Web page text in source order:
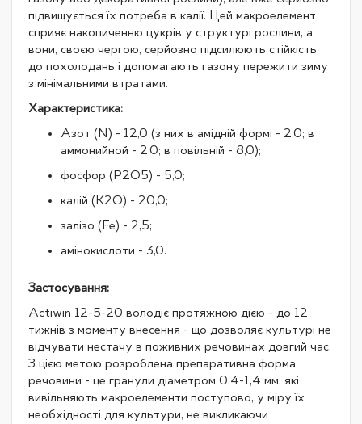
підвищується їх потреба в калії. Цей макроелемент
сприяє накопиченню цукрів у структурі рослини, а
вони, своєю чергою, серйозно підсилюють стійкість
до похолодань і допомагають газону пережити зиму
з мінімальними втратами.
Характеристика:
Азот (N) - 12,0 (з них в амідній формі - 2,0; в
аммонийной - 2,0; в повільній - 8,0);
фосфор (Р2О5) - 5,0;
калій (К2О) - 20,0;
залізо (Fe) - 2,5;
амінокислоти - 3,0.
Застосування:
Actiwin 12-5-20 володіє протяжною дією - до 12
тижнів з моменту внесення - що дозволяє культурі не
відчувати нестачу в поживних речовинах довгий час.
З цією метою розроблена препаративна форма
речовини - це гранули діаметром 0,4-1,4 мм, які
вивільняють макроелементи поступово, у міру їх
необхідності для культури, не викликаючи